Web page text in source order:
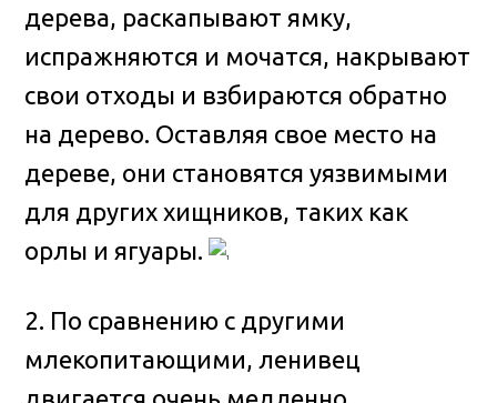
дерева, раскапывают ямку,
испражняются и мочатся, накрывают
свои отходы и взбираются обратно
на дерево. Оставляя свое место на
дереве, они становятся уязвимыми
для других хищников, таких как
орлы и ягуары.
2. По сравнению с другими
млекопитающими, ленивец